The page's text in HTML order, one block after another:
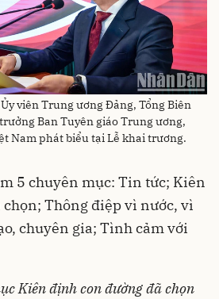
viên Trung ương Đảng, Tổng Biên
Ban Tuyên giáo Trung ương,
Nam phát biểu tại Lễ khai trương.
5 chuyên mục: Tin tức; Kiên
Thông điệp vì nước, vì
chuyên gia; Tình cảm với
Kiên định con đường đã chọn